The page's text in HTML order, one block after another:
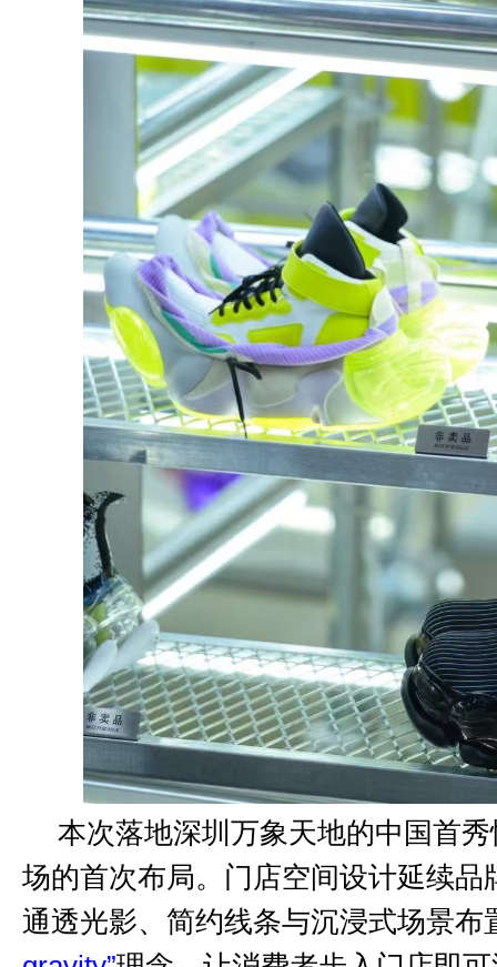
本次落地深圳万象天地的中国首
场的首次布局。门店空间设计延续
通透光影、简约线条与沉浸式场景布